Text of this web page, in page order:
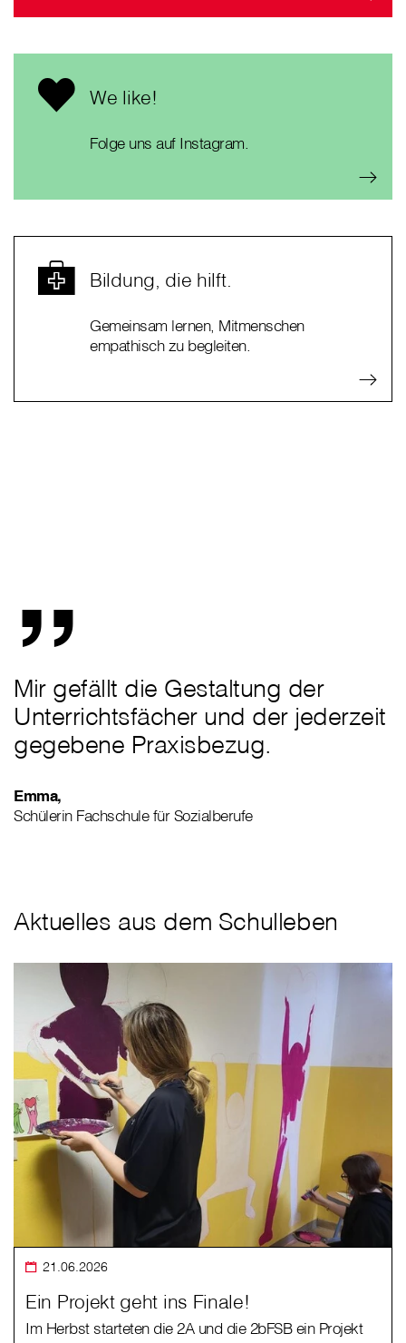
We like!
Folge uns auf Instagram.
Bildung, die hilft.
Gemeinsam lernen, Mitmenschen
empathisch zu begleiten.
„
Mir gefällt die Gestaltung der
Unterrichtsfächer und der jederzeit
gegebene Praxisbezug.
Emma,
Schülerin Fachschule für Sozialberufe
Aktuelles aus dem Schulleben
21.06.2026
Ein Projekt geht ins Finale!
Im Herbst starteten die 2A und die 2bFSB ein Projekt